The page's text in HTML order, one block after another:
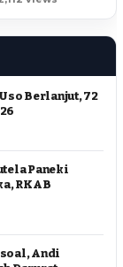
Berlanjut, 72
Paneki
RKAB
Andi